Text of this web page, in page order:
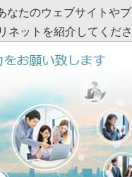
なたのウェブサイトやブ
ネットを紹介してくださ